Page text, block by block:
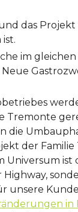
das Projekt
im
Tremonte
die
der
ist
unsere
in